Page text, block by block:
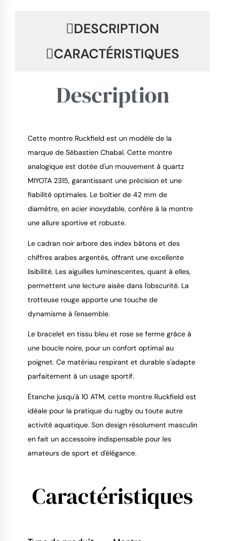
DESCRIPTION
CARACTÉRISTIQUES
Description
Cette montre Ruckfield est un modèle de la
marque de Sébastien Chabal. Cette montre
analogique est dotée d'un mouvement à quartz
MIYOTA 2315, garantissant une précision et une
fiabilité optimales. Le boîtier de 42 mm de
diamètre, en acier inoxydable, confère à la montre
une allure sportive et robuste.
Le cadran noir arbore des index bâtons et des
chiffres arabes argentés, offrant une excellente
lisibilité. Les aiguilles luminescentes, quant à elles,
permettent une lecture aisée dans l'obscurité. La
trotteuse rouge apporte une touche de
dynamisme à l'ensemble.
Le bracelet en tissu bleu et rose se ferme grâce à
une boucle noire, pour un confort optimal au
poignet. Ce matériau respirant et durable s'adapte
parfaitement à un usage sportif.
Étanche jusqu'à 10 ATM, cette montre Ruckfield est
idéale pour la pratique du rugby ou toute autre
activité aquatique. Son design résolument masculin
en fait un accessoire indispensable pour les
amateurs de sport et d'élégance.
Caractéristiques